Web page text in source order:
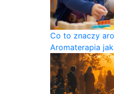
Co to znaczy
Aromaterapia